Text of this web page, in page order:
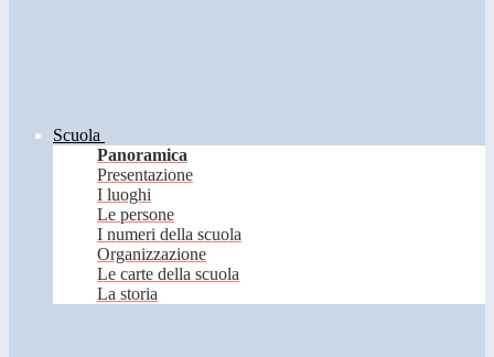
Scuola
Panoramica
Presentazione
I luoghi
Le persone
I numeri della scuola
Organizzazione
Le carte della scuola
La storia